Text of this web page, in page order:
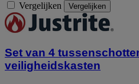
Vergelijken Vergelijken
Set van 4
veiligheidskasten